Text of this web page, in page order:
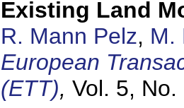
Existing Land
R. Mann Pelz, M.
European
(ETT), Vol. 5,